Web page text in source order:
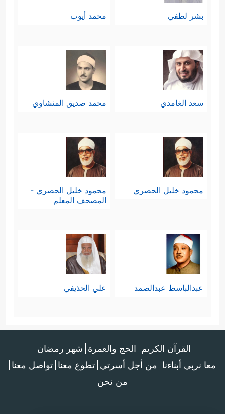
بشر لطفي محمد أيوب
سعد الغامدي محمد صديق المنشاوي
محمود خليل الحصري
محمود خليل الحصري -
المصحف المعلم
عبدالباسط عبدالصمد علي الحذيفي
القرآن الكريم الحج والعمرة شهر رمضان
معا نربي أبناءنا من أجل أسرتي تطوع معنا تواصل معنا
من نحن